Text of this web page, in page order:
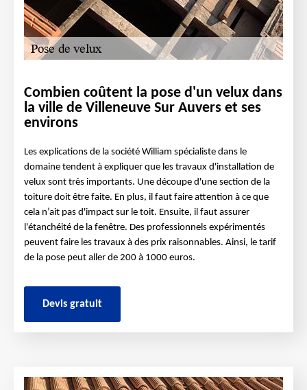
Combien coûtent la pose d'un velux dans
la ville de Villeneuve Sur Auvers et ses
environs
Les explications de la société William spécialiste dans le
domaine tendent à expliquer que les travaux d'installation de
velux sont très importants. Une découpe d'une section de la
toiture doit être faite. En plus, il faut faire attention à ce que
cela n’ait pas d'impact sur le toit. Ensuite, il faut assurer
l'étanchéité de la fenêtre. Des professionnels expérimentés
peuvent faire les travaux à des prix raisonnables. Ainsi, le tarif
de la pose peut aller de 200 à 1000 euros.
Devis gratuit